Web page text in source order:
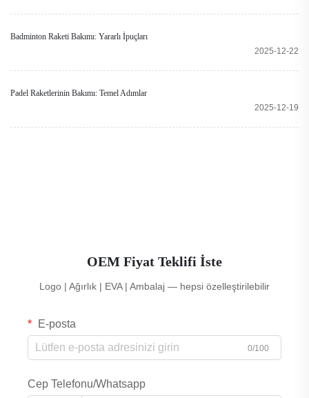
Badminton Raketi Bakımı: Yararlı İpuçları
2025-12-22
Padel Raketlerinin Bakımı: Temel Adımlar
2025-12-19
OEM Fiyat Teklifi İste
Logo | Ağırlık | EVA | Ambalaj — hepsi özelleştirilebilir
E-posta
0/100
Cep Telefonu/Whatsapp